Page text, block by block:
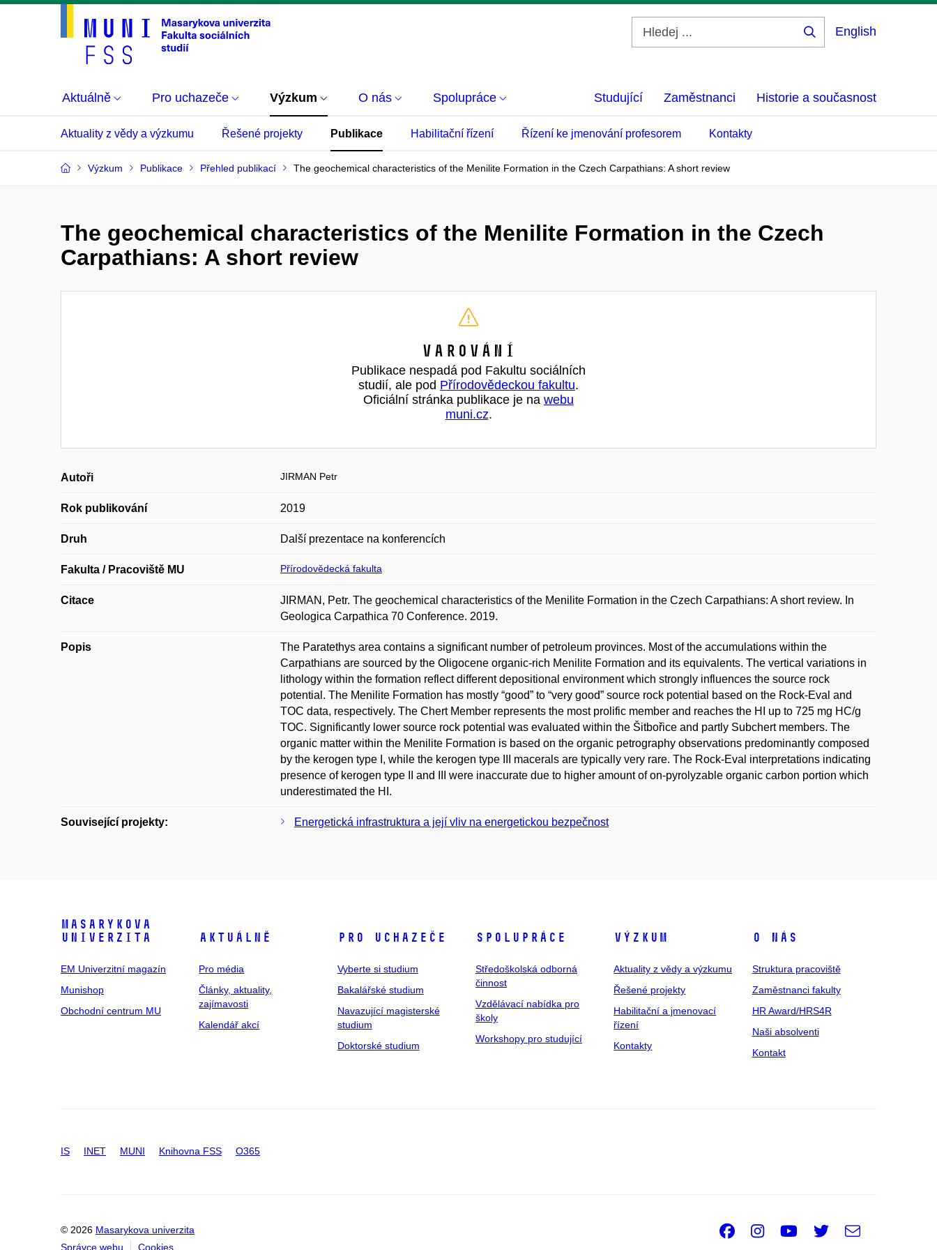
English
Aktuálně Pro uchazeče Výzkum O nás Spolupráce Studující Zaměstnanci Historie a současnost
Aktuality z vědy a výzkumu Řešené projekty Publikace Habilitační řízení Řízení ke jmenování profesorem Kontakty
Výzkum Publikace Přehled publikací The geochemical characteristics of the Menilite Formation in the Czech Carpathians: A short review
The geochemical characteristics of the Menilite Formation in the Czech
Carpathians: A short review
Varování
Publikace nespadá pod Fakultu sociálních
studií, ale pod Přírodovědeckou fakultu.
Oficiální stránka publikace je na webu
muni.cz.
Autoři JIRMAN Petr
Rok publikování 2019
Druh Další prezentace na konferencích
Fakulta / Pracoviště MU Přírodovědecká fakulta
Citace
JIRMAN, Petr. The geochemical characteristics of the Menilite Formation in the Czech Carpathians: A short review. In
Geologica Carpathica 70 Conference. 2019.
Popis
The Paratethys area contains a significant number of petroleum provinces. Most of the accumulations within the
Carpathians are sourced by the Oligocene organic-rich Menilite Formation and its equivalents. The vertical variations in
lithology within the formation reflect different depositional environment which strongly influences the source rock
potential. The Menilite Formation has mostly “good” to “very good” source rock potential based on the Rock-Eval and
TOC data, respectively. The Chert Member represents the most prolific member and reaches the HI up to 725 mg HC/g
TOC. Significantly lower source rock potential was evaluated within the Šitbořice and partly Subchert members. The
organic matter within the Menilite Formation is based on the organic petrography observations predominantly composed
by the kerogen type I, while the kerogen type III macerals are typically very rare. The Rock-Eval interpretations indicating
presence of kerogen type II and III were inaccurate due to higher amount of on-pyrolyzable organic carbon portion which
underestimated the HI.
Související projekty: Energetická infrastruktura a její vliv na energetickou bezpečnost
Masarykova
univerzita
EM Univerzitní magazín
Munishop
Obchodní centrum MU
Aktuálně
Pro média
Články, aktuality,
zajímavosti
Kalendář akcí
Pro uchazeče
Vyberte si studium
Bakalářské studium
Navazující magisterské
studium
Doktorské studium
Spolupráce
Středoškolská odborná
činnost
Vzdělávací nabídka pro
školy
Workshopy pro studující
Výzkum
Aktuality z vědy a výzkumu
Řešené projekty
Habilitační a jmenovací
řízení
Kontakty
O nás
Struktura pracoviště
Zaměstnanci fakulty
HR Award/HRS4R
Naši absolventi
Kontakt
IS INET MUNI Knihovna FSS O365
© 2026 Masarykova univerzita
Správce webu
Cookies
Facebook
Instagram
Youtube
Twitter
e-